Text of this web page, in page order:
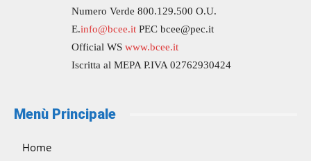
Numero Verde 800.129.500 O.U.
E.info@bcee.it PEC bcee@pec.it
Official WS www.bcee.it
Iscritta al MEPA P.IVA 02762930424
Menù Principale
Home